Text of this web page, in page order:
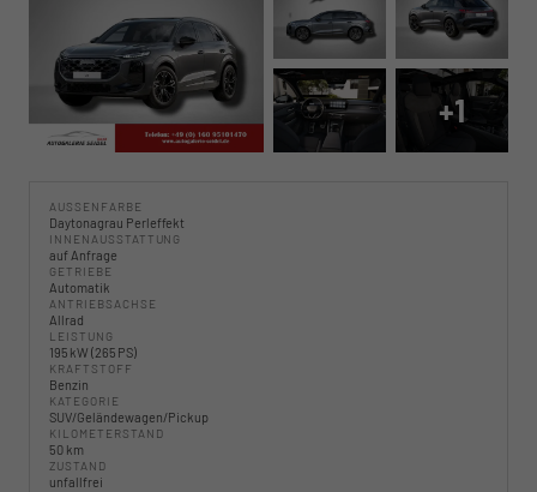
+1
AUSSENFARBE
Daytonagrau Perleffekt
INNENAUSSTATTUNG
auf Anfrage
GETRIEBE
Automatik
ANTRIEBSACHSE
Allrad
LEISTUNG
195 kW (265 PS)
KRAFTSTOFF
Benzin
KATEGORIE
SUV/Geländewagen/Pickup
KILOMETERSTAND
50 km
ZUSTAND
unfallfrei